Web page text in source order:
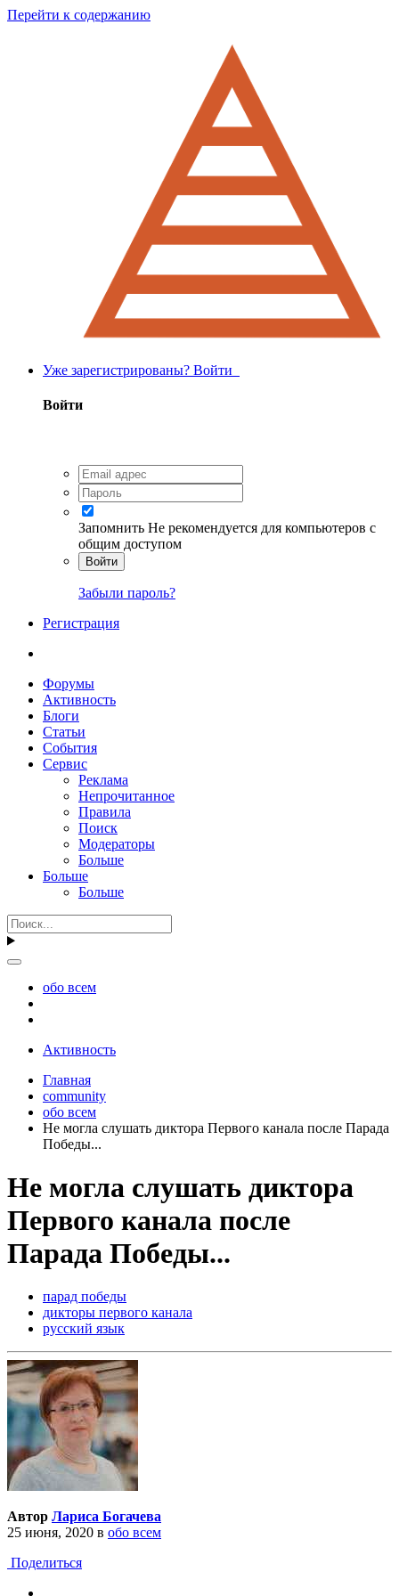
Перейти к содержанию
Уже зарегистрированы? Войти
Войти
Запомнить Не рекомендуется для компьютеров с
общим доступом
Войти
Забыли пароль?
Регистрация
Форумы
Активность
Блоги
Статьи
События
Сервис
Реклама
Непрочитанное
Правила
Поиск
Модераторы
Больше
Больше
Больше
обо всем
Активность
Главная
community
обо всем
Не могла слушать диктора Первого канала после Парада
Победы...
Не могла слушать диктора
Первого канала после
Парада Победы...
парад победы
дикторы первого канала
русский язык
Автор Лариса Богачева
25 июня, 2020 в обо всем
Поделиться